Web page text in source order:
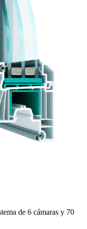
de 6 cámaras y 70